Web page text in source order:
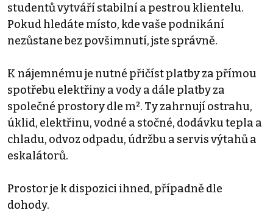
studentů vytváří stabilní a pestrou klientelu.
Pokud hledáte místo, kde vaše podnikání
nezůstane bez povšimnutí, jste správně.
K nájemnému je nutné přičíst platby za přímou
spotřebu elektřiny a vody a dále platby za
společné prostory dle m². Ty zahrnují ostrahu,
úklid, elektřinu, vodné a stočné, dodávku tepla a
chladu, odvoz odpadu, údržbu a servis výtahů a
eskalátorů.
Prostor je k dispozici ihned, případně dle
dohody.